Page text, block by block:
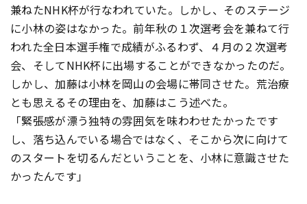
兼ねたNHK杯が行なわれていた。しかし、そのステージ
に小林の姿はなかった。前年秋の１次選考会を兼ねて行
われた全日本選手権で成績がふるわず、４月の２次選考
会、そしてNHK杯に出場することができなかったのだ。
しかし、加藤は小林を岡山の会場に帯同させた。荒治療
とも思えるその理由を、加藤はこう述べた。
「緊張感が漂う独特の雰囲気を味わわせたかったです
し、落ち込んでいる場合ではなく、そこから次に向けて
のスタートを切るんだということを、小林に意識させた
かったんです」